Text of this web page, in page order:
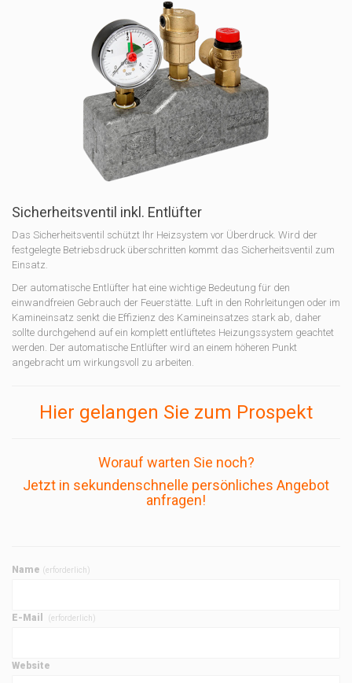
Sicherheitsventil inkl. Entlüfter
Das Sicherheitsventil schützt Ihr Heizsystem vor Überdruck. Wird der
festgelegte Betriebsdruck überschritten kommt das Sicherheitsventil zum
Einsatz.
Der automatische Entlüfter hat eine wichtige Bedeutung für den
einwandfreien Gebrauch der Feuerstätte. Luft in den Rohrleitungen oder im
Kamineinsatz senkt die Effizienz des Kamineinsatzes stark ab, daher
sollte durchgehend auf ein komplett entlüftetes Heizungssystem geachtet
werden. Der automatische Entlüfter wird an einem höheren Punkt
angebracht um wirkungsvoll zu arbeiten.
Hier gelangen Sie zum Prospekt
Worauf warten Sie noch?
Jetzt in sekundenschnelle persönliches Angebot
anfragen!
Name (erforderlich)
E-Mail (erforderlich)
Website